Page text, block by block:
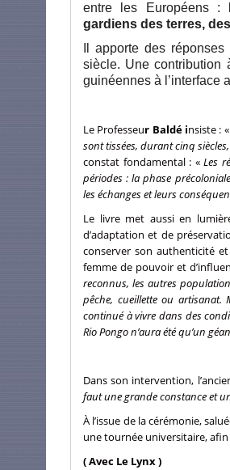
entre les Européens :
gardiens des terres,
Il apporte des
siècle. Une contribution
guinéennes à l’interface
Le Professeur Baldé insiste : «
sont tissées, durant cinq
constat fondamental : «Les
périodes : la phase
les échanges et leurs
Le livre met aussi en
d’adaptation et de
conserver son authenticité
femme de pouvoir et
reconnus, les autres
pêche, cueillette ou artisanat.
continué à vivre dans des
Rio Pongo n’aura été qu’un
Dans son intervention,
faut une grande constance et
À l’issue de la cérémonie,
une tournée universitaire,
( Avec Le Lynx )